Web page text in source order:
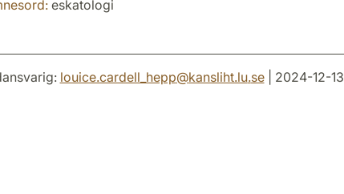
eskatologi
louice.cardell_hepp@kansliht.lu.se| 2024-12-13